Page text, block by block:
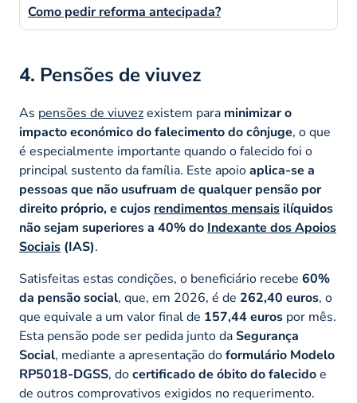
Como pedir reforma antecipada?
4. Pensões de viuvez
As pensões de viuvezexistem para minimizar o
impacto económico do falecimento do cônjuge, o que
é especialmente importante quando o falecido foi o
principal sustento da família. Este apoioaplica-se a
pessoas que não usufruam de qualquer pensão por
direito próprio, e cujos rendimentos mensais ilíquidos
não sejam superiores a 40% do Indexante dos Apoios
Sociais (IAS).
Satisfeitas estas condições, o beneficiário recebe 60%
da pensão social, que, em 2026, é de 262,40 euros, o
que equivale a um valor final de 157,44 euros por mês.
Esta pensão pode ser pedida junto daSegurança
Social, mediante a apresentação doformulário Modelo
RP5018-DGSS, docertificado de óbito do falecidoe
de outros comprovativos exigidos no requerimento.